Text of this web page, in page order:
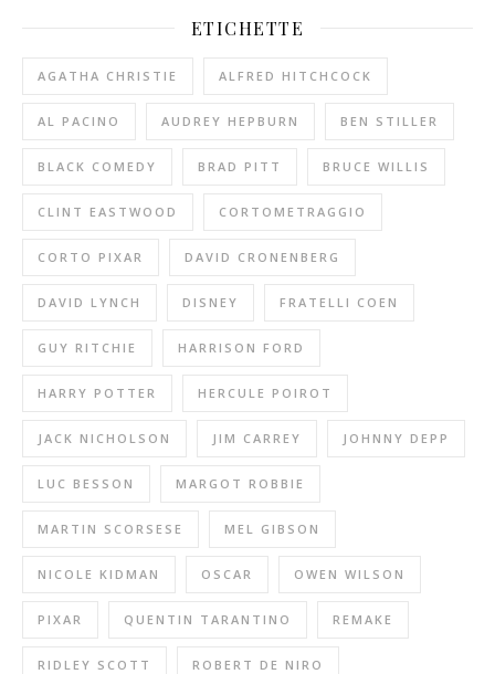
ETICHETTE
AGATHA CHRISTIE ALFRED HITCHCOCK
AL PACINO AUDREY HEPBURN BEN STILLER
BLACK COMEDY BRAD PITT BRUCE WILLIS
CLINT EASTWOOD CORTOMETRAGGIO
CORTO PIXAR DAVID CRONENBERG
DAVID LYNCH DISNEY FRATELLI COEN
GUY RITCHIE HARRISON FORD
HARRY POTTER HERCULE POIROT
JACK NICHOLSON JIM CARREY JOHNNY DEPP
LUC BESSON MARGOT ROBBIE
MARTIN SCORSESE MEL GIBSON
NICOLE KIDMAN OSCAR OWEN WILSON
PIXAR QUENTIN TARANTINO REMAKE
RIDLEY SCOTT ROBERT DE NIRO